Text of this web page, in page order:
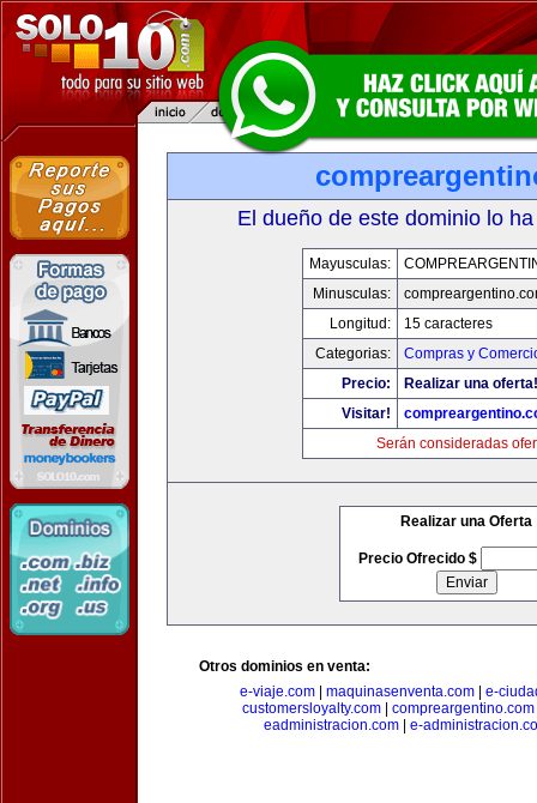
El dueño de este dominio lo
Mayusculas:
Minusculas:
Longitud:
15 caracteres
Categorias:
Compras y
Precio:
Realizar una oferta!
Visitar!
Serán consideradas
Realizar una Oferta
Precio Ofrecido $
Otros dominios en venta:
e-viaje.com| maquinasenventa.com| e-
customersloyalty.com| compreargentino.com
eadministracion.com
e-